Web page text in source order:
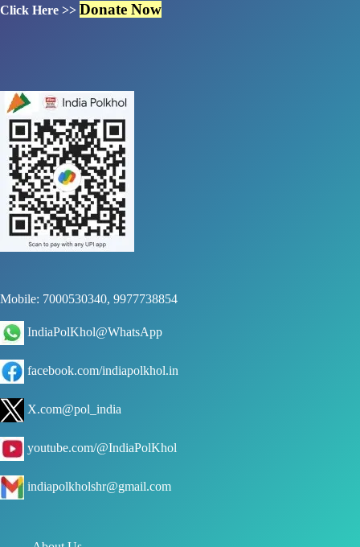
Click Here >> Donate Now
Mobile: 7000530340, 9977738854
IndiaPolKhol@WhatsApp
facebook.com/indiapolkhol.in
X.com@pol_india
youtube.com/@IndiaPolKhol
indiapolkholshr@gmail.com